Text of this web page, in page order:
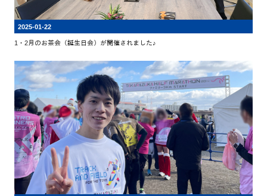
2025-01-22
1・2月のお茶会（誕生日会）が開催されました♪